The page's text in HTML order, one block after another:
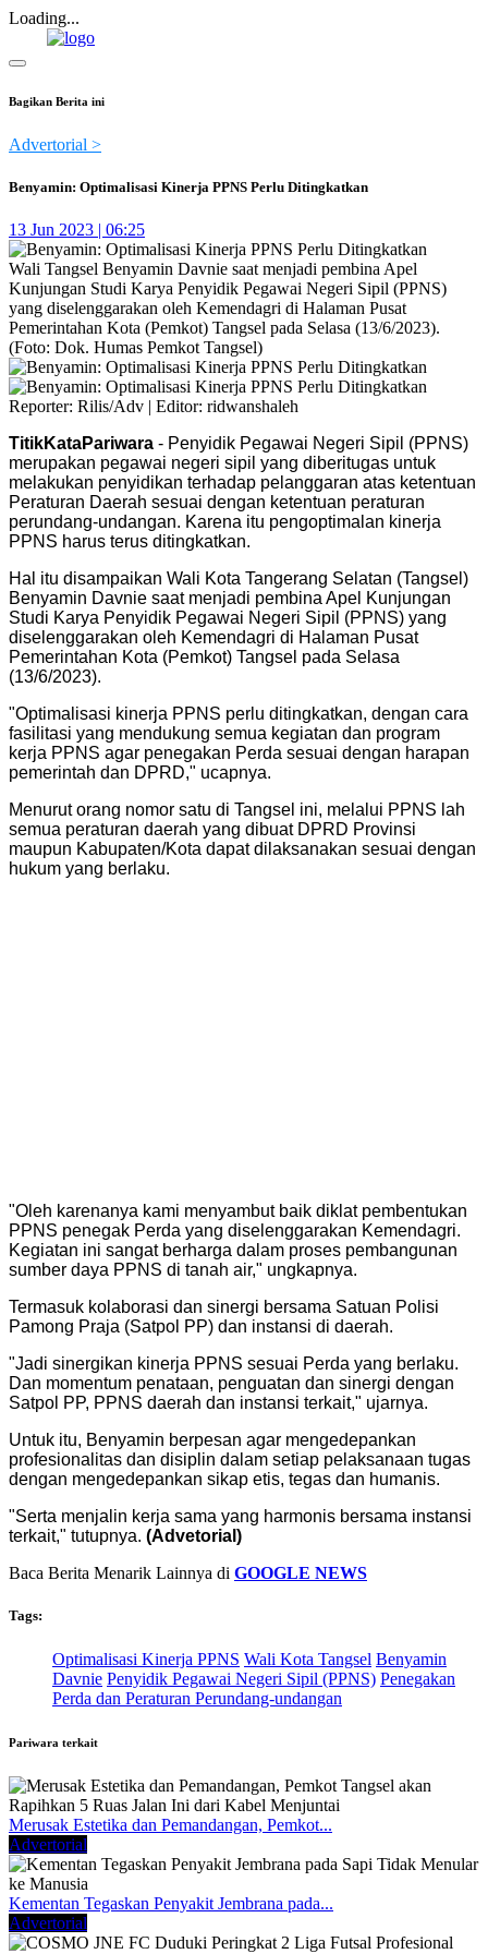
Loading...
Bagikan Berita ini
Advertorial >
Benyamin: Optimalisasi Kinerja PPNS Perlu Ditingkatkan
13 Jun 2023 | 06:25
Wali Tangsel Benyamin Davnie saat menjadi pembina Apel
Kunjungan Studi Karya Penyidik Pegawai Negeri Sipil (PPNS)
yang diselenggarakan oleh Kemendagri di Halaman Pusat
Pemerintahan Kota (Pemkot) Tangsel pada Selasa (13/6/2023).
(Foto: Dok. Humas Pemkot Tangsel)
Reporter: Rilis/Adv | Editor: ridwanshaleh
TitikKataPariwara - Penyidik Pegawai Negeri Sipil (PPNS)
merupakan pegawai negeri sipil yang diberitugas untuk
melakukan penyidikan terhadap pelanggaran atas ketentuan
Peraturan Daerah sesuai dengan ketentuan peraturan
perundang-undangan. Karena itu pengoptimalan kinerja
PPNS harus terus ditingkatkan.
Hal itu disampaikan Wali Kota Tangerang Selatan (Tangsel)
Benyamin Davnie saat menjadi pembina Apel Kunjungan
Studi Karya Penyidik Pegawai Negeri Sipil (PPNS) yang
diselenggarakan oleh Kemendagri di Halaman Pusat
Pemerintahan Kota (Pemkot) Tangsel pada Selasa
(13/6/2023).
"Optimalisasi kinerja PPNS perlu ditingkatkan, dengan cara
fasilitasi yang mendukung semua kegiatan dan program
kerja PPNS agar penegakan Perda sesuai dengan harapan
pemerintah dan DPRD," ucapnya.
Menurut orang nomor satu di Tangsel ini, melalui PPNS lah
semua peraturan daerah yang dibuat DPRD Provinsi
maupun Kabupaten/Kota dapat dilaksanakan sesuai dengan
hukum yang berlaku.
"Oleh karenanya kami menyambut baik diklat pembentukan
PPNS penegak Perda yang diselenggarakan Kemendagri.
Kegiatan ini sangat berharga dalam proses pembangunan
sumber daya PPNS di tanah air," ungkapnya.
Termasuk kolaborasi dan sinergi bersama Satuan Polisi
Pamong Praja (Satpol PP) dan instansi di daerah.
"Jadi sinergikan kinerja PPNS sesuai Perda yang berlaku.
Dan momentum penataan, penguatan dan sinergi dengan
Satpol PP, PPNS daerah dan instansi terkait," ujarnya.
Untuk itu, Benyamin berpesan agar mengedepankan
profesionalitas dan disiplin dalam setiap pelaksanaan tugas
dengan mengedepankan sikap etis, tegas dan humanis.
"Serta menjalin kerja sama yang harmonis bersama instansi
terkait," tutupnya. (Advetorial)
Baca Berita Menarik Lainnya di GOOGLE NEWS
Tags:
Optimalisasi Kinerja PPNS Wali Kota Tangsel Benyamin
Davnie Penyidik Pegawai Negeri Sipil (PPNS) Penegakan
Perda dan Peraturan Perundang-undangan
Pariwara terkait
Merusak Estetika dan Pemandangan, Pemkot...
Advertorial
Kementan Tegaskan Penyakit Jembrana pada...
Advertorial